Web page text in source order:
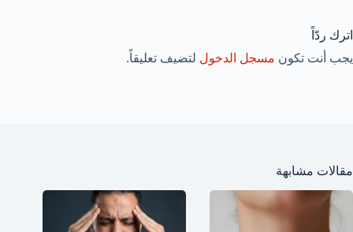
اترك ردّاً
يجب أنت تكون مسجل الدخول لتضيف تعليقاً.
مقالات مشابهة